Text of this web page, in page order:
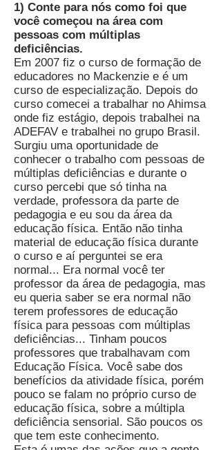
1) Conte para nós como foi que
você começou na área com
pessoas com múltiplas
deficiências.
Em 2007 fiz o curso de formação de
educadores no Mackenzie e é um
curso de especialização. Depois do
curso comecei a trabalhar no Ahimsa
onde fiz estágio, depois trabalhei na
ADEFAV e trabalhei no grupo Brasil.
Surgiu uma oportunidade de
conhecer o trabalho com pessoas de
múltiplas deficiências e durante o
curso percebi que só tinha na
verdade, professora da parte de
pedagogia e eu sou da área da
educação física. Então não tinha
material de educação física durante
o curso e aí perguntei se era
normal... Era normal você ter
professor da área de pedagogia, mas
eu queria saber se era normal não
terem professores de educação
física para pessoas com múltiplas
deficiências... Tinham poucos
professores que trabalhavam com
Educação Física. Você sabe dos
benefícios da atividade física, porém
pouco se falam no próprio curso de
educação física, sobre a múltipla
deficiência sensorial. São poucos os
que tem este conhecimento.